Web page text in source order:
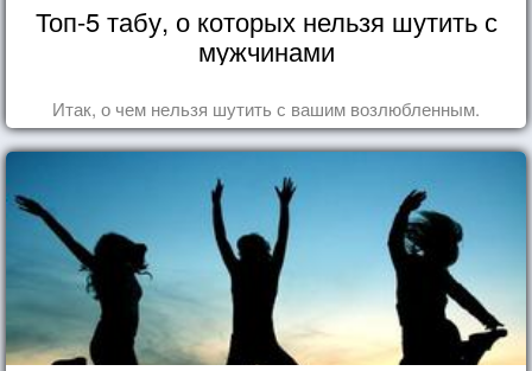
Топ-5 табу, о которых нельзя шутить с
мужчинами
Итак, о чем нельзя шутить с вашим возлюбленным.